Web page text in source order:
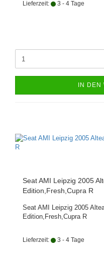
Lieferzeit: 3 - 4 Tage
IN
Seat AMI Leipzig 2005
Edition,Fresh,Cupra R
Seat AMI Leipzig 2005
Edition,Fresh,Cupra R
Lieferzeit: 3 - 4 Tage